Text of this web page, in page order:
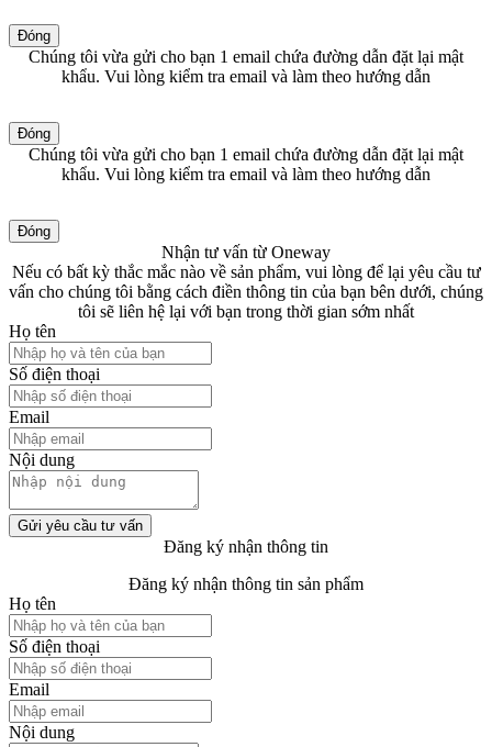
Đóng
Chúng tôi vừa gửi cho bạn 1 email chứa đường dẫn đặt lại mật
khẩu. Vui lòng kiểm tra email và làm theo hướng dẫn
Đóng
Chúng tôi vừa gửi cho bạn 1 email chứa đường dẫn đặt lại mật
khẩu. Vui lòng kiểm tra email và làm theo hướng dẫn
Đóng
Nhận tư vấn từ Oneway
Nếu có bất kỳ thắc mắc nào về sản phẩm, vui lòng để lại yêu cầu tư
vấn cho chúng tôi bằng cách điền thông tin của bạn bên dưới, chúng
tôi sẽ liên hệ lại với bạn trong thời gian sớm nhất
Họ tên
Số điện thoại
Email
Nội dung
Gửi yêu cầu tư vấn
Đăng ký nhận thông tin
Đăng ký nhận thông tin sản phẩm
Họ tên
Số điện thoại
Email
Nội dung